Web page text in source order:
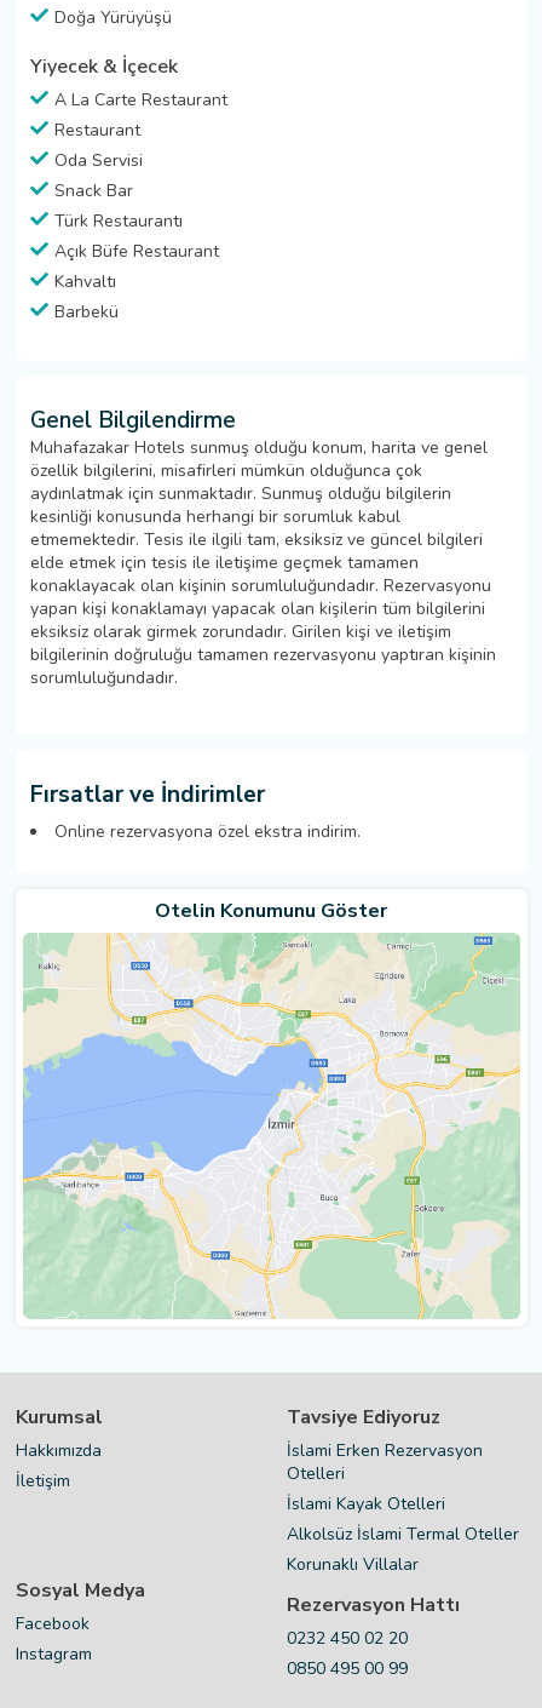
Fırsatlar ve İndirimler
Online rezervasyona özel ekstra indirim.
Otelin Konumunu Göster
Doğa Yürüyüşü
Yiyecek & İçecek
A La Carte Restaurant
Restaurant
Oda Servisi
Snack Bar
Türk Restaurantı
Açık Büfe Restaurant
Kahvaltı
Barbekü
Genel Bilgilendirme
Muhafazakar Hotels sunmuş olduğu konum, harita ve genel
özellik bilgilerini, misafirleri mümkün olduğunca çok
aydınlatmak için sunmaktadır. Sunmuş olduğu bilgilerin
kesinliği konusunda herhangi bir sorumluk kabul
etmemektedir. Tesis ile ilgili tam, eksiksiz ve güncel bilgileri
elde etmek için tesis ile iletişime geçmek tamamen
konaklayacak olan kişinin sorumluluğundadır. Rezervasyonu
yapan kişi konaklamayı yapacak olan kişilerin tüm bilgilerini
eksiksiz olarak girmek zorundadır. Girilen kişi ve iletişim
bilgilerinin doğruluğu tamamen rezervasyonu yaptıran kişinin
sorumluluğundadır.
Kurumsal
Hakkımızda
İletişim
Tavsiye Ediyoruz
İslami Erken Rezervasyon
Otelleri
İslami Kayak Otelleri
Alkolsüz İslami Termal Oteller
Korunaklı Villalar
Sosyal Medya
Facebook
Instagram
Rezervasyon Hattı
0232 450 02 20
0850 495 00 99